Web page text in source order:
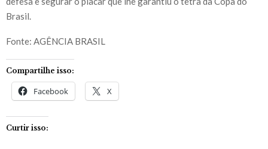
Brasil.
Fonte: AGÊNCIA BRASIL
Compartilhe isso:
Facebook X
Curtir isso: